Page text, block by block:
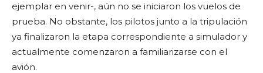
ejemplar en venir-, aún no se iniciaron los vuelos de
prueba. No obstante, los pilotos junto a la tripulación
ya finalizaron la etapa correspondiente a simulador y
actualmente comenzaron a familiarizarse con el
avión.